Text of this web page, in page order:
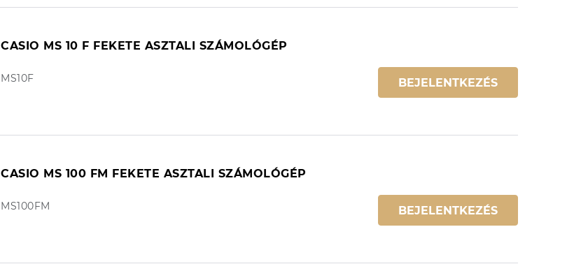
CASIO MS 10 F FEKETE ASZTALI SZÁMOLÓGÉP
MS10F BEJELENTKEZÉS
CASIO MS 100 FM FEKETE ASZTALI SZÁMOLÓGÉP
MS100FM BEJELENTKEZÉS